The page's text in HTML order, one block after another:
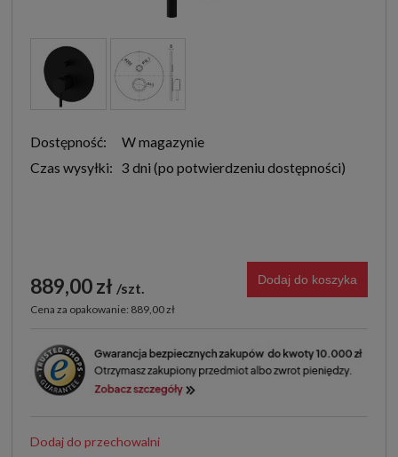
Dostępność:
W magazynie
Czas wysyłki: 3 dni
889,00 zł szt.
Cena za opakowanie: 889,00 zł
Dodaj do koszyka
Dodaj do przechowalni